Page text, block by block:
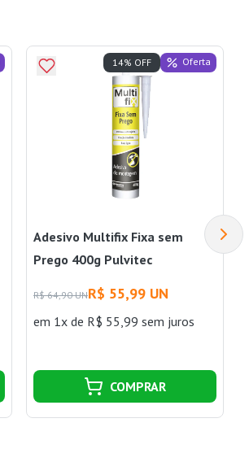
Adesivo Multifix Fixa sem
Prego 400g Pulvitec
R$ 64,90 UNR$ 55,99 UN
em 1x de R$ 55,99 sem juros
14% OFF Oferta
COMPRAR